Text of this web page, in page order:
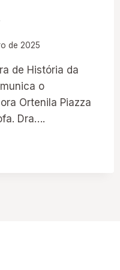
de 2025
de História da
o
Ortenila Piazza
Dra….